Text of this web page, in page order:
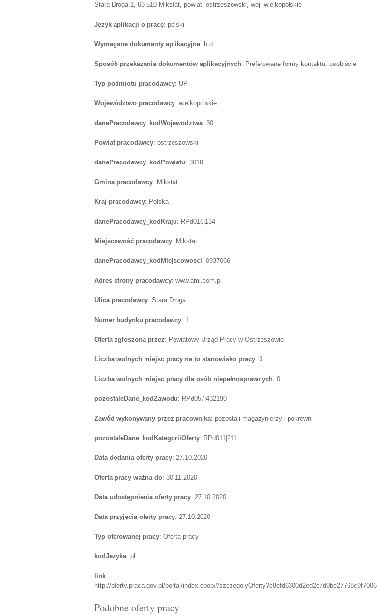
Stara Droga 1, 63-510 Mikstat, powiat: ostrzeszowski, woj: wielkopolskie
Język aplikacji o pracę: polski
Wymagane dokumenty aplikacyjne: b.d
Sposób przekazania dokumentów aplikacyjnych: Preferowane formy kontaktu: osobiście
Typ podmiotu pracodawcy: UP
Województwo pracodawcy: wielkopolskie
danePracodawcy_kodWojewodztwa: 30
Powiat pracodawcy: ostrzeszowski
danePracodawcy_kodPowiatu: 3018
Gmina pracodawcy: Mikstat
Kraj pracodawcy: Polska
danePracodawcy_kodKraju: RPd016|134
Miejscowość pracodawcy: Mikstat
danePracodawcy_kodMiejscowosci: 0937066
Adres strony pracodawcy: www.ami.com.pl
Ulica pracodawcy: Stara Droga
Numer budynku pracodawcy: 1
Oferta zgłoszona przez: Powiatowy Urząd Pracy w Ostrzeszowie
Liczba wolnych miejsc pracy na to stanowisko pracy: 3
Liczba wolnych miejsc pracy dla osób niepełnosprawnych: 0
pozostaleDane_kodZawodu: RPd057|432190
Zawód wykonywany przez pracownika: pozostali magazynierzy i pokrewni
pozostaleDane_kodKategoriiOferty: RPd011|211
Data dodania oferty pracy: 27.10.2020
Oferta pracy ważna do: 30.11.2020
Data udostępnienia oferty pracy: 27.10.2020
Data przyjęcia oferty pracy: 27.10.2020
Typ oferowanej pracy: Oferta pracy
kodJezyka: pl
link:
http://oferty.praca.gov.pl/portal/index.cbop#/szczegolyOferty?c8efd6300d2ed2c7d9be27768c9f7006
Podobne oferty pracy